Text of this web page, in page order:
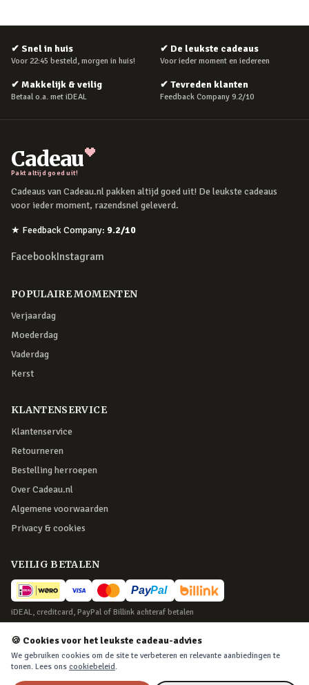
✔ Snel in huis
Voor 22:45 besteld, morgen in huis!
✔ De leukste cadeaus
Voor ieder moment en iedereen
✔ Makkelijk & veilig
Betaal o.a. met iDEAL
✔ Tevreden klanten
Feedback Company 9.2/10
Cadeau
Pakt altijd goed uit!
Cadeaus van Cadeau.nl pakken altijd goed uit! De leukste cadeaus
voor ieder moment, razendsnel geleverd.
★ Feedback Company: 9.2/10
FacebookInstagram
POPULAIRE MOMENTEN
Verjaardag
Moederdag
Vaderdag
Kerst
KLANTENSERVICE
Klantenservice
Retourneren
Bestelling herroepen
Over Cadeau.nl
Algemene voorwaarden
Privacy & cookies
VEILIG BETALEN
iDEAL, creditcard, PayPal of Billink achteraf betalen
BEZORGING
Voor 22:45 besteld, morgen in huis. Tot 365 dagen retourneren.
🍪 Cookies voor het leukste cadeau-advies
We gebruiken cookies om de site te verbeteren en relevante aanbiedingen te
tonen. Lees ons cookiebeleid.